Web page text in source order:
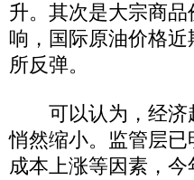
升。其次是大宗商
响，国际原油价格
所反弹。
可以认为，经济趋
悄然缩小。监管层
成本上涨等因素，